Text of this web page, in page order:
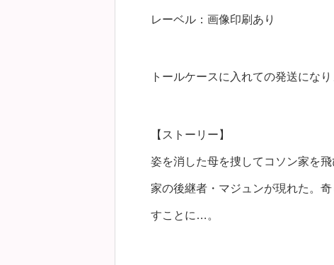
レーベル：画像印刷あり
トールケースに入れての発送になり
【ストーリー】
姿を消した母を捜してコソン家を
家の後継者・マジュンが現れた。
すことに…。